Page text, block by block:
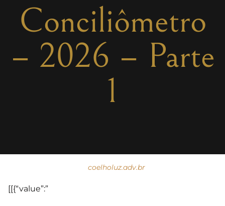
Conciliômetro
– 2026 – Parte
1
coelholuz.adv.br
[[{“value”:”